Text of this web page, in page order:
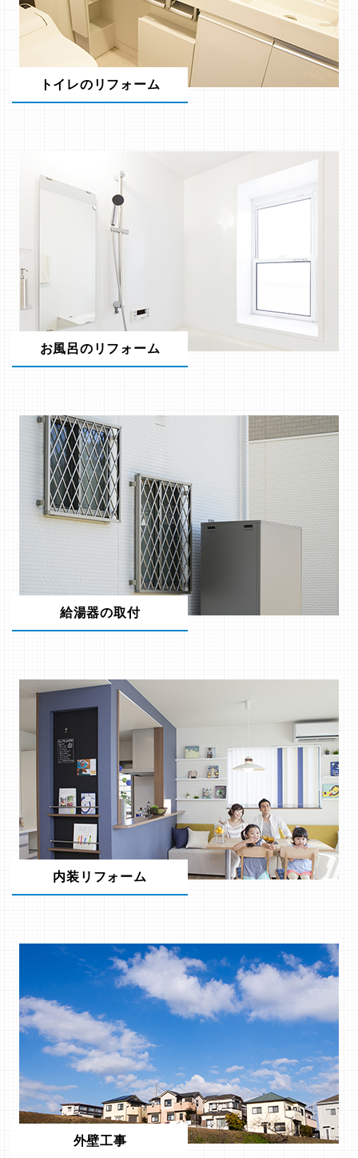
トイレのリフォーム
お風呂のリフォーム
給湯器の取付
内装リフォーム
外壁工事